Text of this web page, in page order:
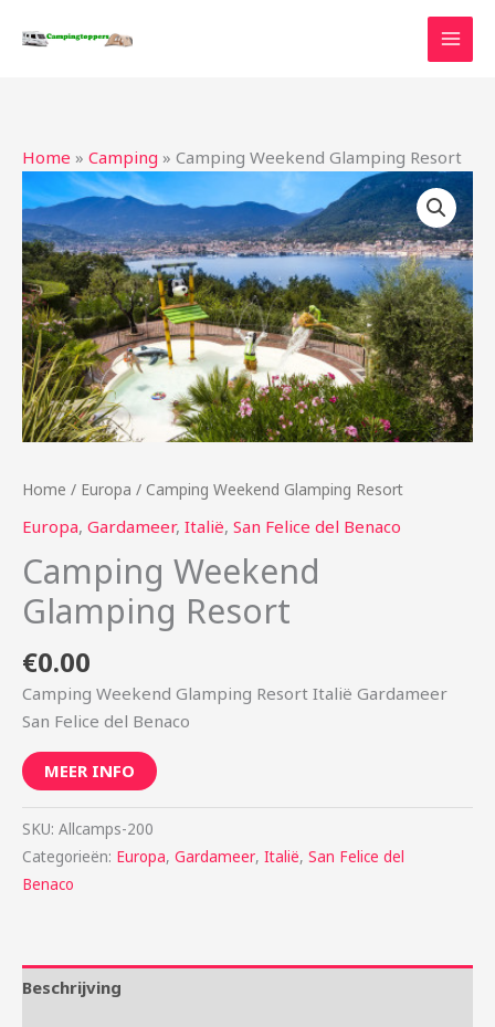
naar
Home » Camping » Camping Weekend Glamping Resort
Home / Europa / Camping Weekend Glamping Resort
Europa, Gardameer, Italië, San Felice del Benaco
Camping Weekend
Glamping Resort
€0.00
Camping Weekend Glamping Resort Italië Gardameer
San Felice del Benaco
MEER INFO
SKU: Allcamps-200
Categorieën: Europa, Gardameer, Italië, San Felice del
Benaco
Beschrijving